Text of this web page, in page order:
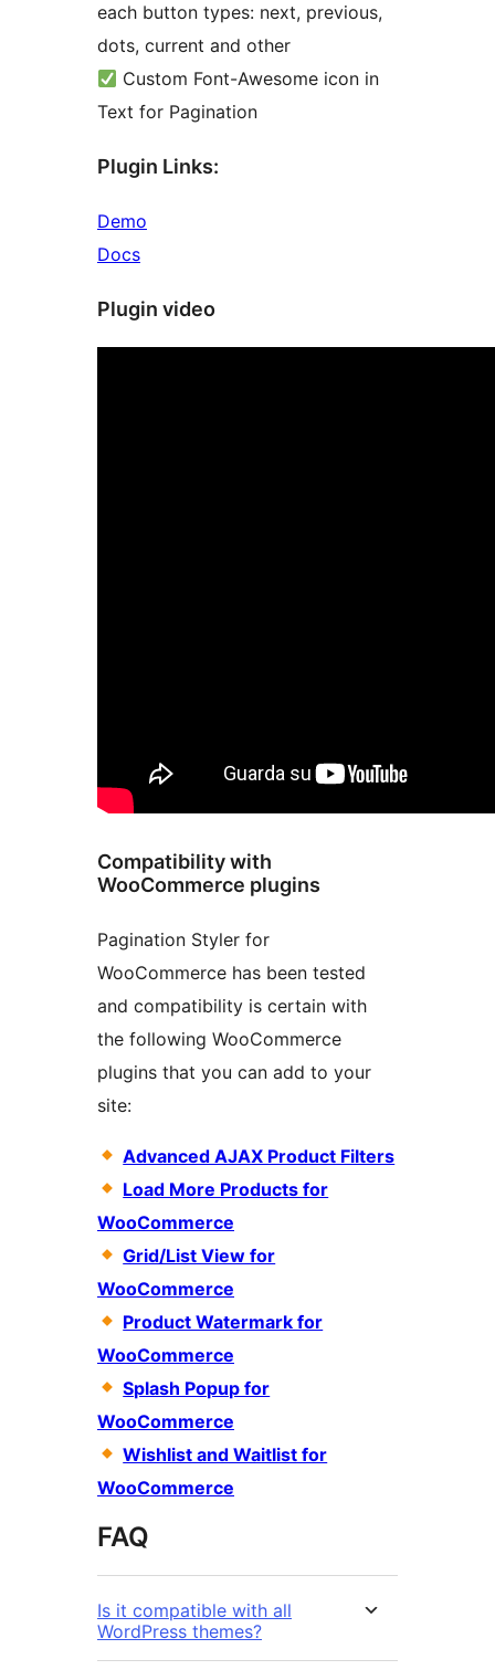
each button types: next, previous,
dots, current and other
Custom Font-Awesome icon in
Text for Pagination
Plugin Links:
Demo
Docs
Plugin video
Compatibility with
WooCommerce plugins
Pagination Styler for
WooCommerce has been tested
and compatibility is certain with
the following WooCommerce
plugins that you can add to your
site:
Advanced AJAX Product Filters
Load More Products for
WooCommerce
Grid/List View for
WooCommerce
Product Watermark for
WooCommerce
Splash Popup for
WooCommerce
Wishlist and Waitlist for
WooCommerce
FAQ
Is it compatible with all
WordPress themes?